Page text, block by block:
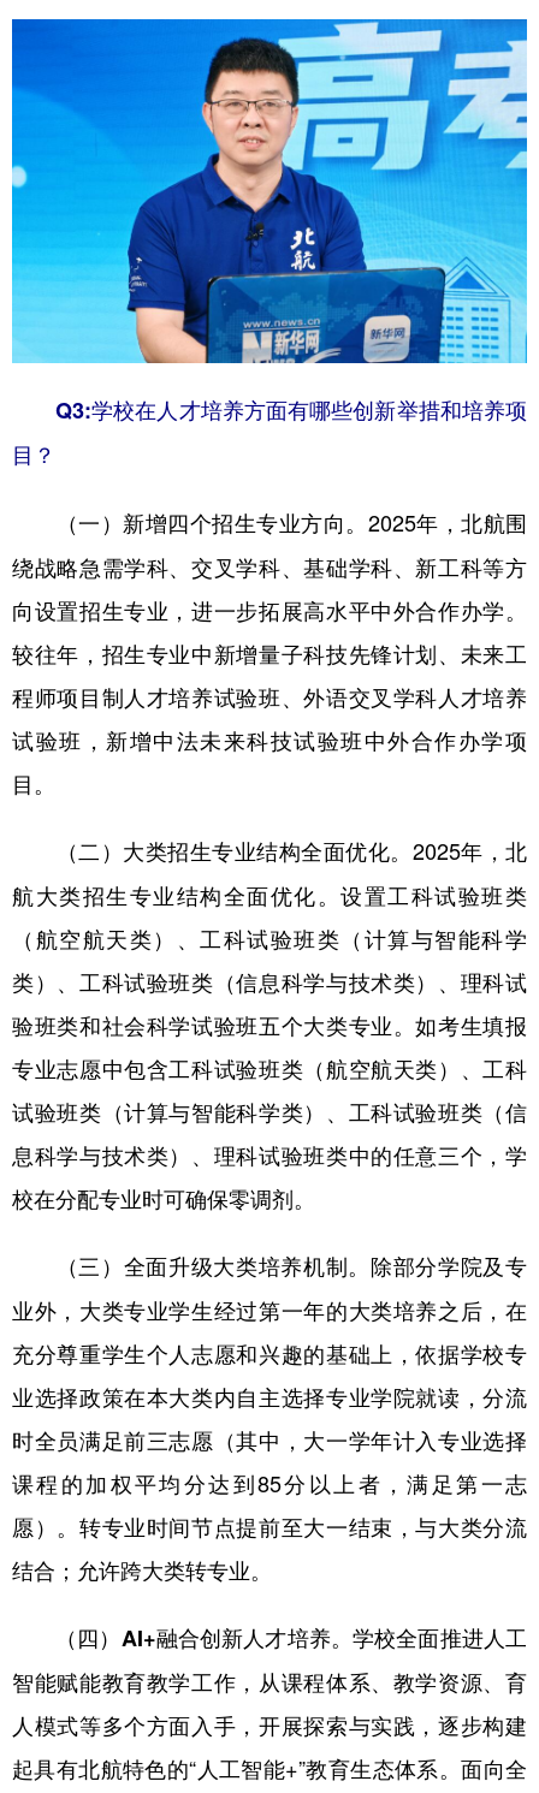
Q3:学校在人才培养方面有哪些创新举措和培养项
目？
（一）新增四个招生专业方向。 2025年，北航围
绕战略急需学科、交叉学科、基础学科、新工科等方
向设置招生专业，进一步拓展高水平中外合作办学。
较往年，招生专业中新增量子科技先锋计划、未来工
程师项目制人才培养试验班、外语交叉学科人才培养
试验班，新增中法未来科技试验班中外合作办学项
目。
（二）大类招生专业结构全面优化。 2025年，北
航大类招生专业结构全面优化。设置工科试验班类
（航空航天类）、工科试验班类（计算与智能科学
类）、工科试验班类（信息科学与技术类）、理科试
验班类和社会科学试验班五个大类专业。如考生填报
专业志愿中包含工科试验班类（航空航天类）、工科
试验班类（计算与智能科学类）、工科试验班类（信
息科学与技术类）、理科试验班类中的任意三个，学
校在分配专业时可确保零调剂。
（三）全面升级大类培养机制。 除部分学院及专
业外，大类专业学生经过第一年的大类培养之后，在
充分尊重学生个人志愿和兴趣的基础上，依据学校专
业选择政策在本大类内自主选择专业学院就读，分流
时全员满足前三志愿（其中，大一学年计入专业选择
课程的加权平均分达到85分以上者，满足第一志
愿）。转专业时间节点提前至大一结束，与大类分流
结合；允许跨大类转专业。
（四）AI+融合创新人才培养。 学校全面推进人工
智能赋能教育教学工作，从课程体系、教学资源、育
人模式等多个方面入手，开展探索与实践，逐步构建
起具有北航特色的“人工智能+”教育生态体系。面向全